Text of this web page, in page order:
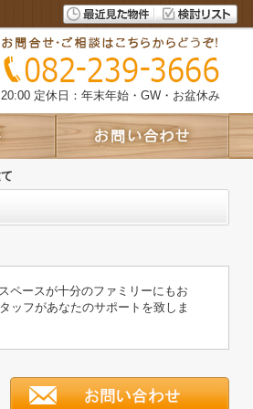
定休日：年末年始・GW・お盆休み
ペースが十分のファミリーにもお
ッフがあなたのサポートを致しま